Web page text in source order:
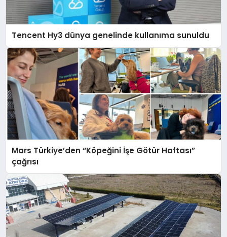
Tencent Hy3 dünya genelinde kullanıma sunuldu
Mars Türkiye’den “Köpeğini İşe Götür Haftası”
çağrısı